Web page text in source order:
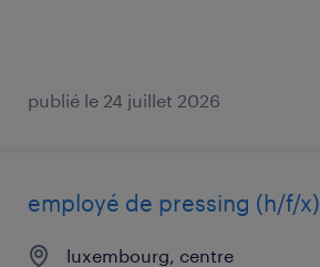
publié le 24 juillet 2026
employé de pressing (h/f/x)
luxembourg, centre